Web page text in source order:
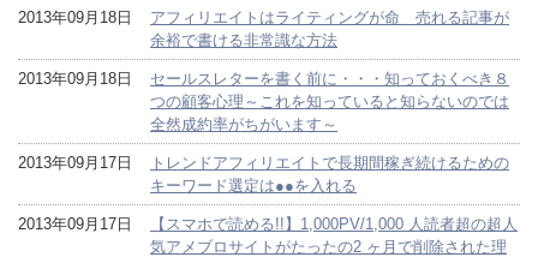
2013年09月18日
アフィリエイトはライティングが命 売れる記事が
余裕で書ける非常識な方法
2013年09月18日
セールスレターを書く前に・・・知っておくべき８
つの顧客心理～これを知っていると知らないのでは
全然成約率がちがいます～
2013年09月17日
トレンドアフィリエイトで長期間稼ぎ続けるための
キーワード選定は●●を入れる
2013年09月17日
【スマホで読める!!】1,000PV/1,000 人読者超の超人
気アメブロサイトがたったの2 ヶ月で削除された理